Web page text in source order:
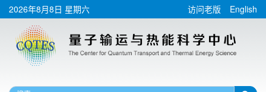
2026年8月8日 星期六 English
访问老版